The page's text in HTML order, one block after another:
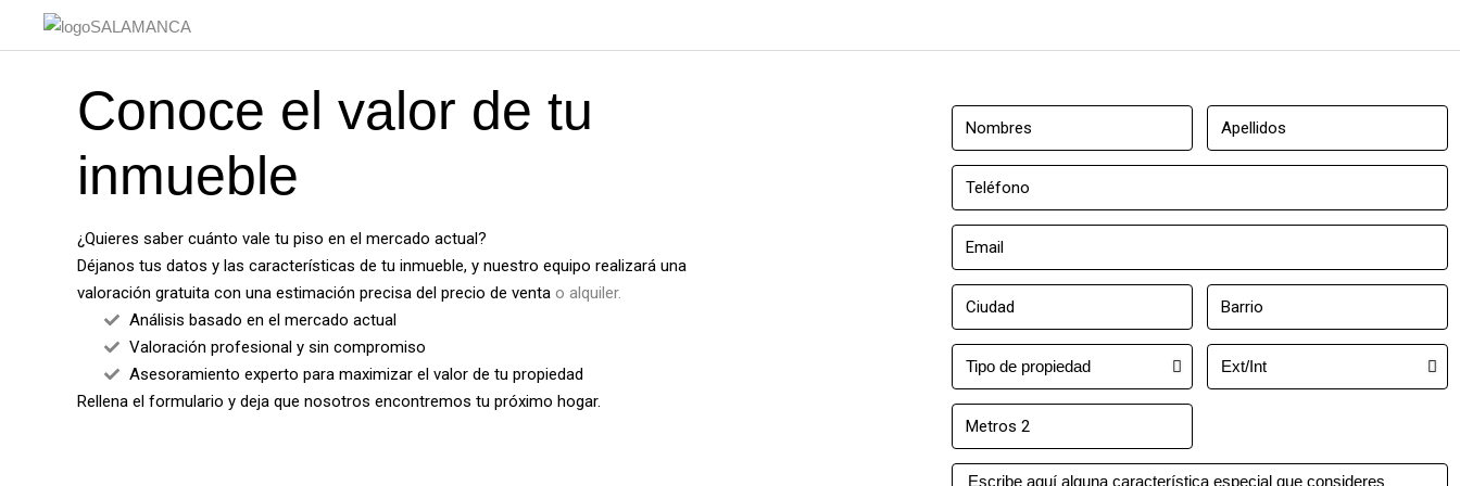
Conoce el valor de tu
inmueble
¿Quieres saber cuánto vale tu piso en el mercado actual?
Déjanos tus datos y las características de tu inmueble, y nuestro equipo realizará una
valoración gratuita con una estimación precisa del precio de venta o alquiler.
Análisis basado en el mercado actual
Valoración profesional y sin compromiso
Asesoramiento experto para maximizar el valor de tu propiedad
Rellena el formulario y deja que nosotros encontremos tu próximo hogar.